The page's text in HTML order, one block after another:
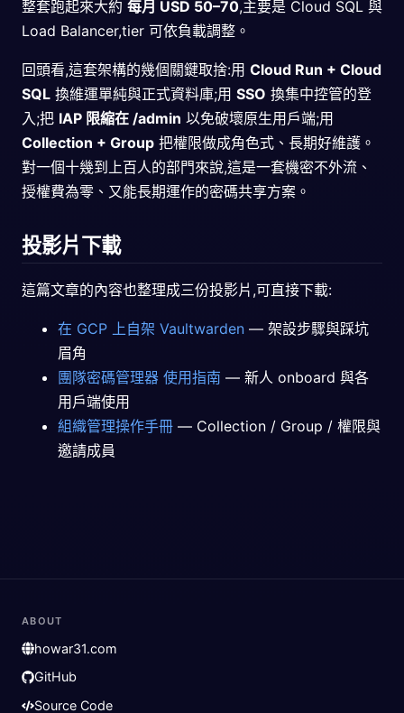
整套跑起來大約 每月 USD 50–70,主要是 Cloud SQL 與
Load Balancer,tier 可依負載調整。
回頭看,這套架構的幾個關鍵取捨:用 Cloud Run + Cloud
SQL 換維運單純與正式資料庫;用 SSO 換集中控管的登
入;把 IAP 限縮在 /admin 以免破壞原生用戶端;用
Collection + Group 把權限做成角色式、長期好維護。
對一個十幾到上百人的部門來說,這是一套機密不外流、
授權費為零、又能長期運作的密碼共享方案。
投影片下載
這篇文章的內容也整理成三份投影片,可直接下載:
在 GCP 上自架 Vaultwarden — 架設步驟與踩坑
眉角
團隊密碼管理器 使用指南 — 新人 onboard 與各
用戶端使用
組織管理操作手冊 — Collection / Group / 權限與
邀請成員
ABOUT
howar31.com
GitHub
Source Code